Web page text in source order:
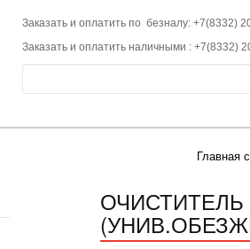
Заказать и оплатить по безналу: +7(8332)
Заказать и оплатить наличными : +7(8332)
Главная